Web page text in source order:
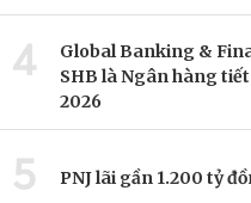
4
Global Banking &
SHB là Ngân hàng
2026
5 PNJ lãi gần 1.200 tỷ